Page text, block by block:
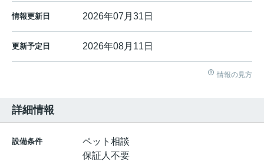
情報更新日 2026年07月31日
更新予定日 2026年08月11日
情報の見方
詳細情報
設備条件
ペット相談
保証人不要